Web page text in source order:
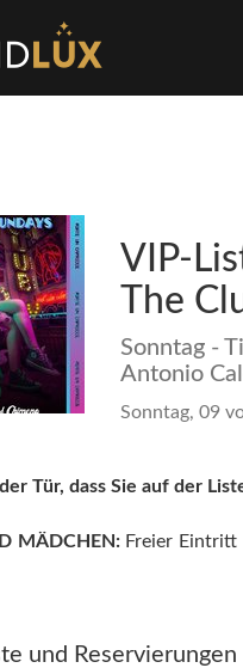
VIP-
The
Sonntag -
Antonio
Sonntag, 09
Tür, dass Sie auf der
MÄDCHEN:Freier Eintritt
und Reservierungen